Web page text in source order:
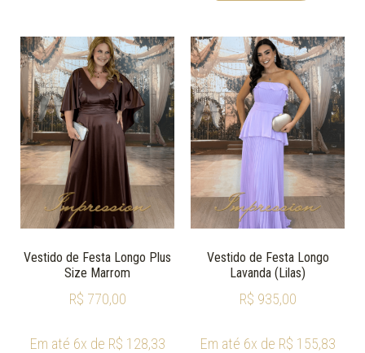
Vestido de Festa Longo Plus
Size Marrom
R$ 770,00
Em até 6x de R$ 128,33
Vestido de Festa Longo
Lavanda (Lilas)
R$ 935,00
Em até 6x de R$ 155,83